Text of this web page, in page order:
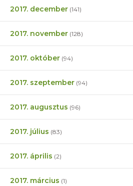
2017. december (141)
2017. november (128)
2017. október (94)
2017. szeptember (94)
2017. augusztus (96)
2017. július (83)
2017. április (2)
2017. március (1)